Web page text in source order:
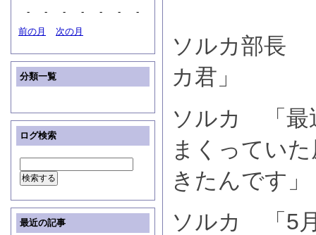
ソルカ部長
カ君」
ソルカ 「最
まくってい
きたんです」
ソルカ 「5
-
- - - - -
-
前の月
次の月
分類一覧
ログ検索
最近の記事